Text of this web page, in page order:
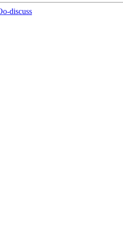
discuss